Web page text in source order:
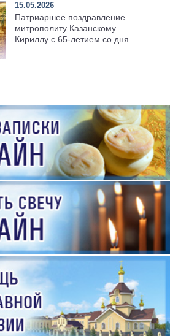
15.05.2026
Патриаршее поздравление
митрополиту Казанскому
Кириллу с 65-летием со дня